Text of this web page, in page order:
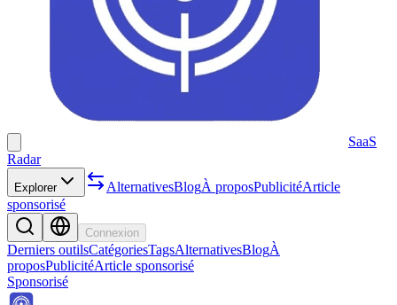
SaaS
Radar
Explorer AlternativesBlogÀ proposPublicitéArticle
sponsorisé
Connexion
Derniers outilsCatégoriesTagsAlternativesBlogÀ
proposPublicitéArticle sponsorisé
Sponsorisé